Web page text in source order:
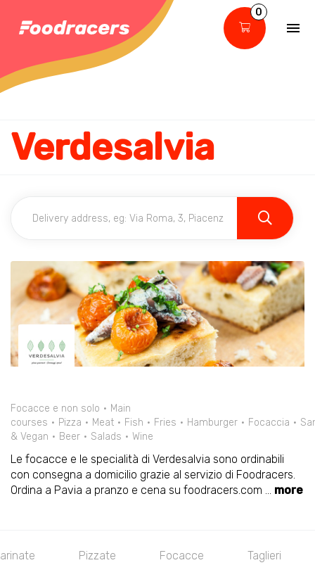
0
Verdesalvia
Focacce e non solo
Main
courses
Pizza Meat Fish Fries Hamburger Focaccia
& Vegan
Beer Salads Wine
Le focacce e le specialità di Verdesalvia sono ordinabili
con consegna a domicilio grazie al servizio di Foodracers.
Ordina a Pavia a pranzo e cena su foodracers.com ... more
Pizzate Focacce Taglieri